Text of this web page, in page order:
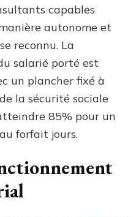
capables
autonome et
reconnu. La
salarié porté est
un plancher fixé à
la sécurité sociale
85% pour un
forfait jours.